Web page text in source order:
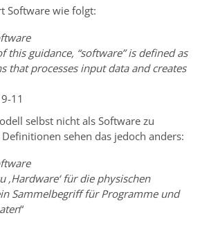
Software wie folgt:
this guidance, “software” is defined as
that processes input data and creates
11
selbst nicht als Software zu
sehen das jedoch anders:
‚Hardware‘ für die physischen
Sammelbegriff für Programme und
“